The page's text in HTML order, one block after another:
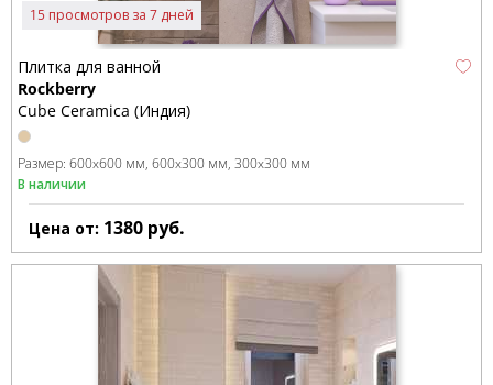
15 просмотров за 7 дней
Плитка для ванной
Rockberry
Cube Ceramica (Индия)
Размер: 600x600 мм 600x300 мм 300x300 мм
В наличии
Цена от: 1380 руб.